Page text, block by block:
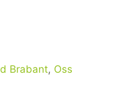
Brabant, Oss